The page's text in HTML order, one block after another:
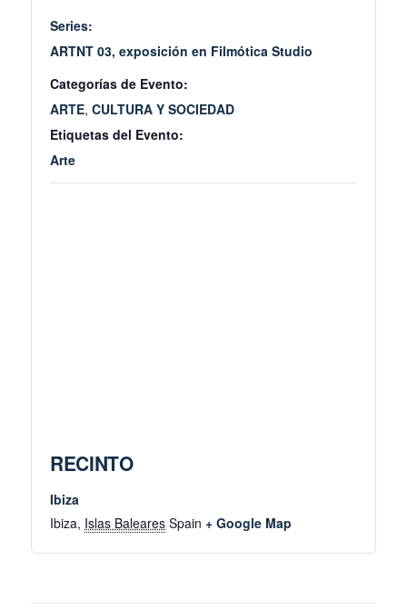
Series:
ARTNT 03, exposición en Filmótica Studio
Categorías de Evento:
ARTE, CULTURA Y SOCIEDAD
Etiquetas del Evento:
Arte
RECINTO
Ibiza
Ibiza, Islas Baleares Spain + Google Map